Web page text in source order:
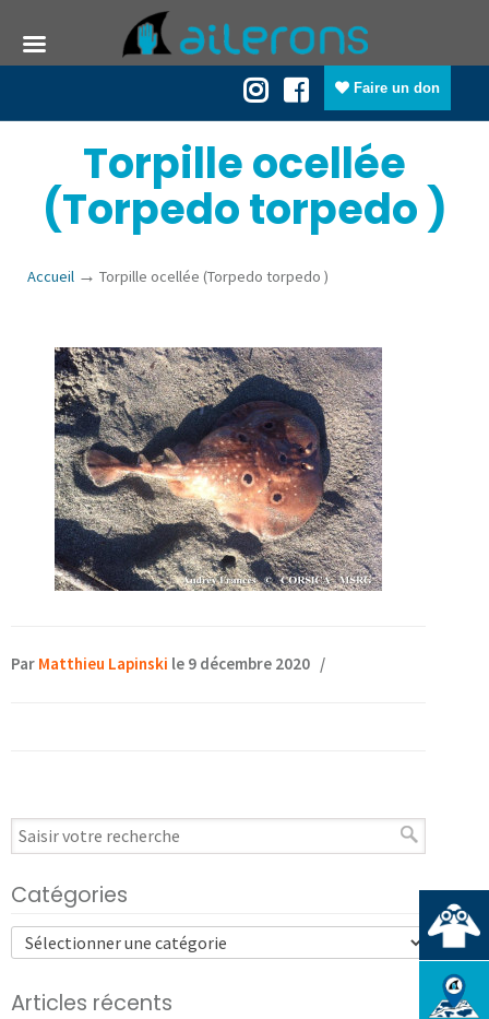
Faire un don
Torpille ocellée
(Torpedo torpedo )
Accueil → Torpille ocellée (Torpedo torpedo )
Par Matthieu Lapinski le 9 décembre 2020 /
Catégories
Articles récents